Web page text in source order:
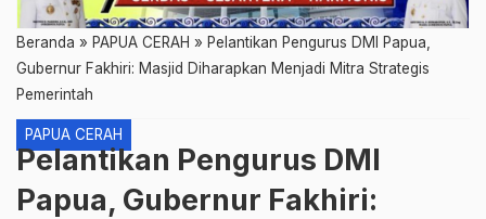
Beranda » PAPUA CERAH » Pelantikan Pengurus DMI Papua,
Gubernur Fakhiri: Masjid Diharapkan Menjadi Mitra Strategis
Pemerintah
PAPUA CERAH
Pelantikan Pengurus DMI
Papua, Gubernur Fakhiri: